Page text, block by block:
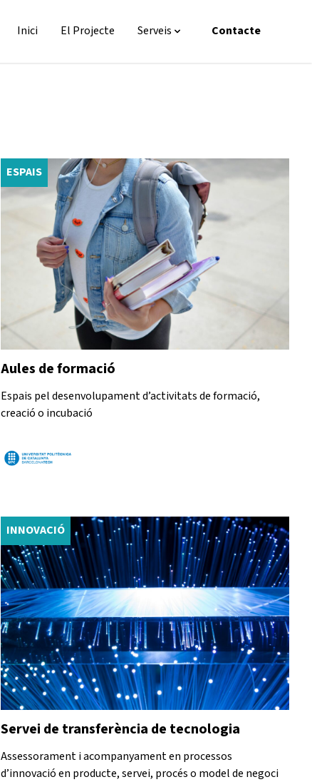
Inici El Projecte Serveis Contacte
ESPAIS
Aules de formació
Espais pel desenvolupament d’activitats de formació,
creació o incubació
INNOVACIÓ
Servei de transferència de tecnologia
Assessorament i acompanyament en processos
d’innovació en producte, servei, procés o model de negoci